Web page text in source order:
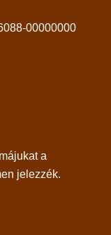
00000000
a
jelezzék.